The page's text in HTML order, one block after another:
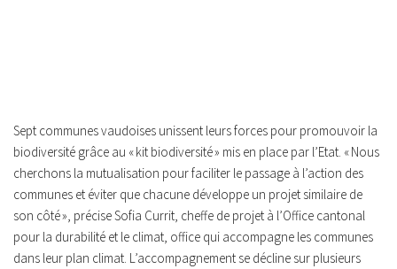
Sept communes vaudoises unissent leurs forces pour promouvoir la
biodiversité grâce au « kit biodiversité » mis en place par l’Etat. « Nous
cherchons la mutualisation pour faciliter le passage à l’action des
communes et éviter que chacune développe un projet similaire de
son côté », précise Sofia Currit, cheffe de projet à l’Office cantonal
pour la durabilité et le climat, office qui accompagne les communes
dans leur plan climat. L’accompagnement se décline sur plusieurs